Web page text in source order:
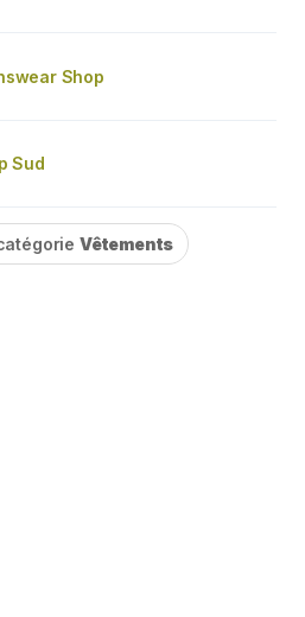
Shop
Sud
Vêtements